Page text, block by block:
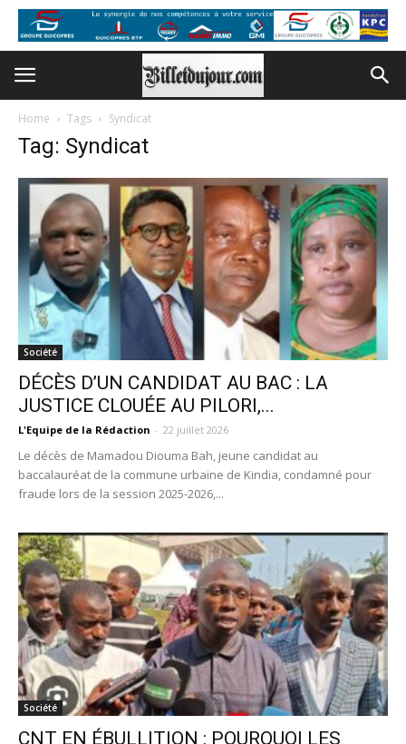
Home Tags Syndicat
Tag: Syndicat
Société
DÉCÈS D’UN CANDIDAT AU BAC : LA
JUSTICE CLOUÉE AU PILORI,...
L'Equipe de la Rédaction - 22 juillet 2026
Le décès de Mamadou Diouma Bah, jeune candidat au
baccalauréat de la commune urbaine de Kindia, condamné pour
fraude lors de la session 2025-2026,...
Société
CNT EN ÉBULLITION : POURQUOI LES